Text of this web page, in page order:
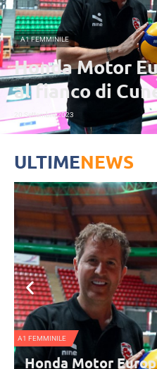
A1 FEMMINILE
Honda Motor
al fianco di
prossima
20 Settembre 2023
ULTIMENEWS
A1 FEMMINILE
Honda Motor